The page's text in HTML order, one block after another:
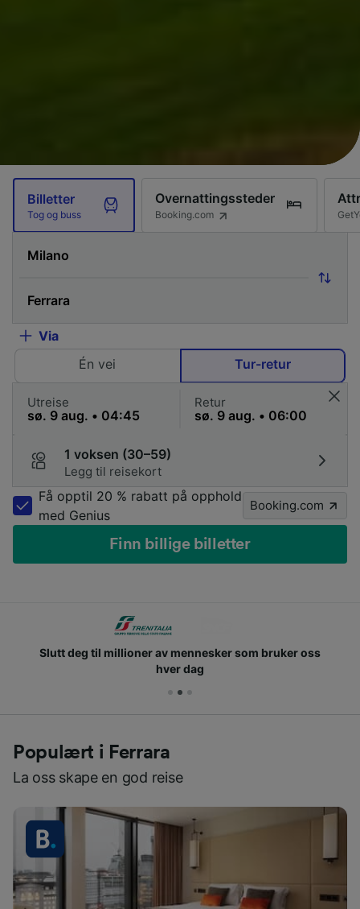
Billetter
Tog og buss
Overnattingssteder
Booking.com
Via
Én vei
Tur-retur
Utreise Retur
1 voksen (30–59)
Legg til reisekort
Få opptil 20 % rabatt på opphold
med Genius
Booking.com
Finn billige billetter
Slutt deg til millioner av mennesker som bruker oss
hver dag
Populært i Ferrara
La oss skape en god reise